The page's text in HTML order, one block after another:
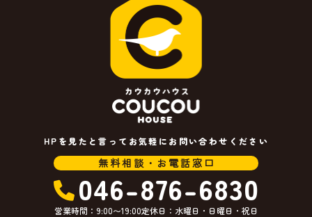
HPを見たと言ってお気軽にお問い合わせください
無料相談・お電話窓口
046-876-6830
営業時間：9:00〜19:00定休日：水曜日・日曜日・祝日